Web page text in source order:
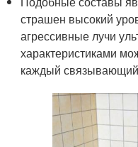
страшен высокий
агрессивные лучи
характеристиками
каждый